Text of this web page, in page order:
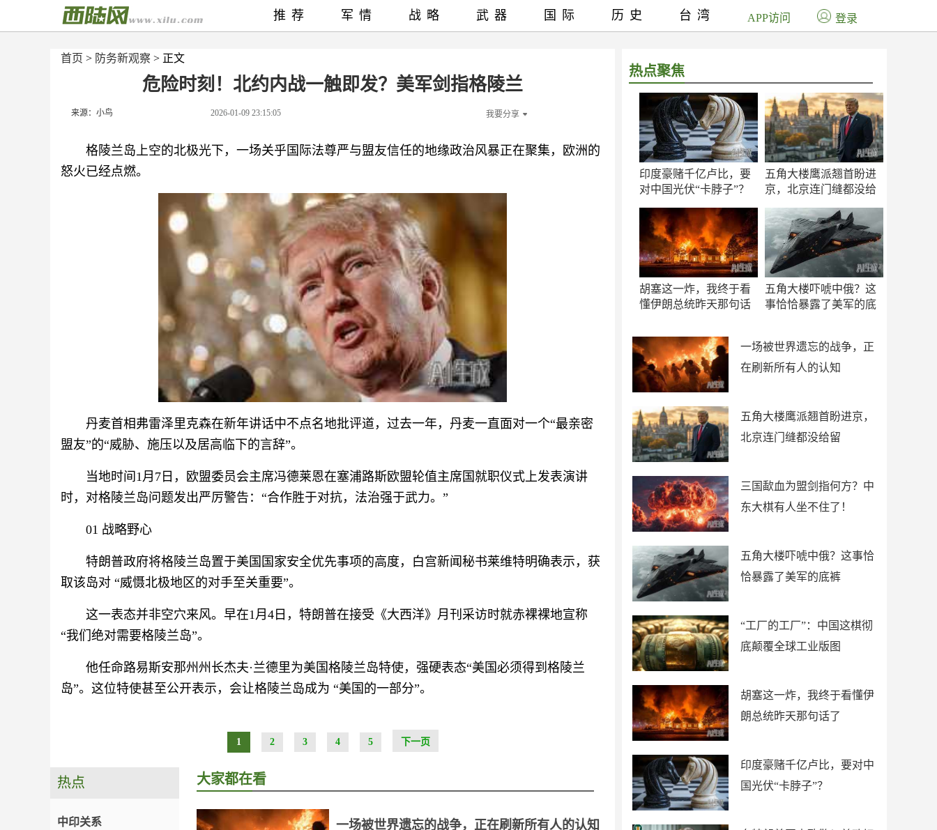
首页 > 防务新观察 > 正文
危险时刻！北约内战一触即发？美军剑指格陵兰
来源：小鸟 2026-01-09 23:15:05 我要分享
格陵兰岛上空的北极光下，一场关乎国际法尊严与盟友信任的地缘政治风暴正在聚集，欧洲的
怒火已经点燃。
丹麦首相弗雷泽里克森在新年讲话中不点名地批评道，过去一年，丹麦一直面对一个“最亲密
盟友”的“威胁、施压以及居高临下的言辞”。
当地时间1月7日，欧盟委员会主席冯德莱恩在塞浦路斯欧盟轮值主席国就职仪式上发表演讲
时，对格陵兰岛问题发出严厉警告：“合作胜于对抗，法治强于武力。”
01 战略野心
特朗普政府将格陵兰岛置于美国国家安全优先事项的高度，白宫新闻秘书莱维特明确表示，获
取该岛对 “威慑北极地区的对手至关重要”。
这一表态并非空穴来风。早在1月4日，特朗普在接受《大西洋》月刊采访时就赤裸裸地宣称
“我们绝对需要格陵兰岛”。
他任命路易斯安那州州长杰夫·兰德里为美国格陵兰岛特使，强硬表态“美国必须得到格陵兰
岛”。这位特使甚至公开表示，会让格陵兰岛成为 “美国的一部分”。
1 2 3 4 5 下一页
热点聚焦
印度豪赌千亿卢比，要
对中国光伏“卡脖子”？
五角大楼鹰派翘首盼进
京，北京连门缝都没给
胡塞这一炸，我终于看
懂伊朗总统昨天那句话
五角大楼吓唬中俄？这
事恰恰暴露了美军的底
一场被世界遗忘的战争，正
在刷新所有人的认知
五角大楼鹰派翘首盼进京，
北京连门缝都没给留
三国歃血为盟剑指何方？中
东大棋有人坐不住了！
五角大楼吓唬中俄？这事恰
恰暴露了美军的底裤
“工厂的工厂”：中国这棋彻
底颠覆全球工业版图
胡塞这一炸，我终于看懂伊
朗总统昨天那句话了
印度豪赌千亿卢比，要对中
国光伏“卡脖子”？
推荐 军情 战略 武器 国际 历史 台湾 APP访问 登录
热点
中印关系
大家都在看
一场被世界遗忘的战争，正在刷新所有人的认知